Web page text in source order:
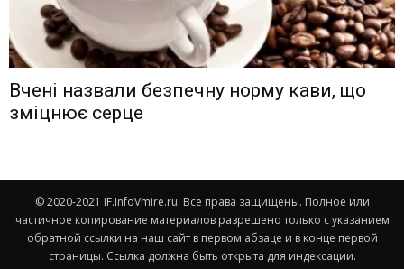
Вчені назвали безпечну норму кави, що
зміцнює серце
© 2020-2021 IF.InfoVmire.ru. Все права защищены. Полное или
частичное копирование материалов разрешено только с указанием
обратной ссылки на наш сайт в первом абзаце и в конце первой
страницы. Ссылка должна быть открыта для индексации.